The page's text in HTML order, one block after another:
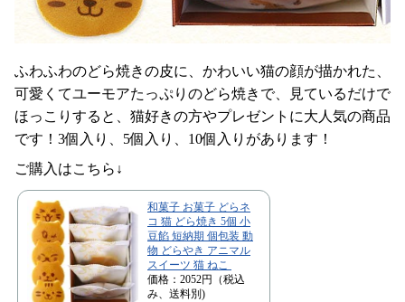
ふわふわのどら焼きの皮に、かわいい猫の顔が描かれた、
可愛くてユーモアたっぷりのどら焼きで、見ているだけで
ほっこりすると、猫好きの方やプレゼントに大人気の商品
です！3個入り、5個入り、10個入りがあります！
ご購入はこちら↓
和菓子 お菓子 どらネ
コ 猫 どら焼き 5個 小
豆餡 短納期 個包装 動
物 どらやき アニマル
スイーツ 猫 ねこ
価格：2052円（税込
み、送料別)